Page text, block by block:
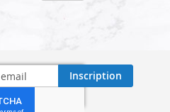
Inscription